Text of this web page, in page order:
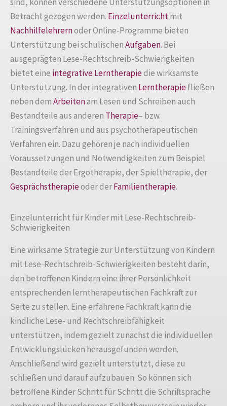
Betracht gezogen werden. Einzelunterrichtmit
Nachhilfelehrernoder Online-Programme bieten
Unterstützung bei schulischenAufgaben. Bei
ausgeprägten Lese-Rechtschreib-Schwierigkeiten
bietet eine integrative Lerntherapiedie wirksamste
Unterstützung. In der integrativen Lerntherapiefließen
neben demArbeitenam Lesen und Schreiben auch
Bestandteile aus anderen Therapie– bzw.
Trainingsverfahren und aus psychotherapeutischen
Verfahren ein. Dazu gehören je nach individuellen
Voraussetzungen und Notwendigkeiten zum Beispiel
Bestandteile der Ergotherapie, der Spieltherapie, der
Gesprächstherapieoder derFamilientherapie.
Einzelunterricht für Kinder mit Lese-Rechtschreib-
Schwierigkeiten
Eine wirksame Strategie zur Unterstützung von Kindern
mit Lese-Rechtschreib-Schwierigkeiten besteht darin,
den betroffenen Kindern eine ihrer Persönlichkeit
entsprechenden lerntherapeutischen Fachkraft zur
Seite zu stellen. Eine erfahrene Fachkraft kann die
kindliche Lese- und Rechtschreibfähigkeit
unterstützen, indem gezielt zunächst die individuellen
Entwicklungslücken herausgefunden werden.
Anschließend wird gezielt unterstützt, diese zu
schließen und darauf aufzubauen. So können sich
betroffene Kinder Schritt für Schritt die Schriftsprache